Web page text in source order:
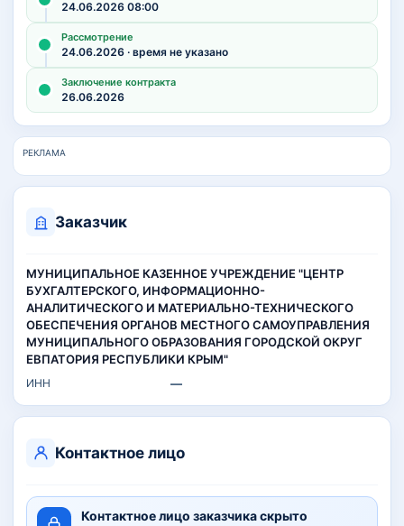
24.06.2026 08:00
Рассмотрение
24.06.2026 · время не указано
Заключение контракта
26.06.2026
РЕКЛАМА
Заказчик
МУНИЦИПАЛЬНОЕ КАЗЕННОЕ УЧРЕЖДЕНИЕ "ЦЕНТР
БУХГАЛТЕРСКОГО, ИНФОРМАЦИОННО-
АНАЛИТИЧЕСКОГО И МАТЕРИАЛЬНО-ТЕХНИЧЕСКОГО
ОБЕСПЕЧЕНИЯ ОРГАНОВ МЕСТНОГО САМОУПРАВЛЕНИЯ
МУНИЦИПАЛЬНОГО ОБРАЗОВАНИЯ ГОРОДСКОЙ ОКРУГ
ЕВПАТОРИЯ РЕСПУБЛИКИ КРЫМ"
ИНН —
Контактное лицо
Контактное лицо заказчика скрыто